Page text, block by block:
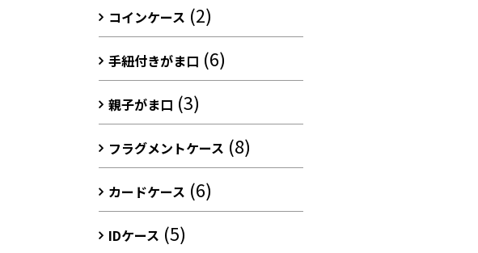
コインケース (2)
手紐付きがま口 (6)
親子がま口 (3)
フラグメントケース (8)
カードケース (6)
IDケース (5)